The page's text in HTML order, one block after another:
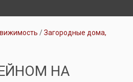
Загородные дома,
НА